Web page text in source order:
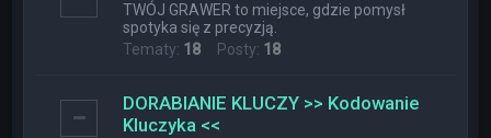
TWÓJ GRAWER to miejsce, gdzie pomysł
spotyka się z precyzją.
Tematy: 18 Posty: 18
DORABIANIE KLUCZY >> Kodowanie
Kluczyka <<